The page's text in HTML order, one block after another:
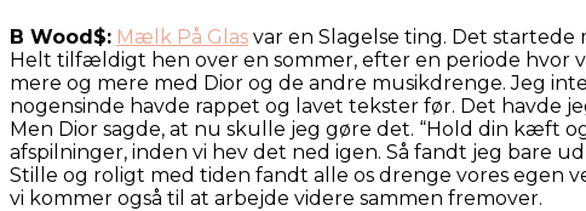
B Wood$: Mælk På Glas var en Slagelse ting. Det startede
Helt tilfældigt hen over en sommer, efter en periode hvor
mere og mere med Dior og de andre musikdrenge. Jeg
nogensinde havde rappet og lavet tekster før. Det havde
Men Dior sagde, at nu skulle jeg gøre det. “Hold din kæft
afspilninger, inden vi hev det ned igen. Så fandt jeg bare
Stille og roligt med tiden fandt alle os drenge vores egen
vi kommer også til at arbejde videre sammen fremover.